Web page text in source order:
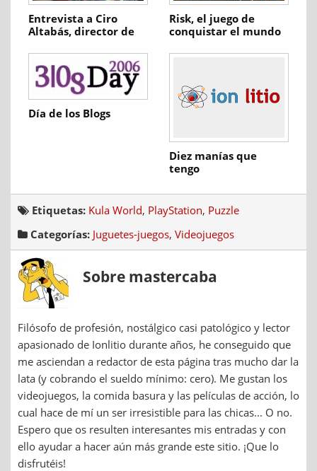
Entrevista a Ciro
Altabás, director de
Risk, el juego de
conquistar el mundo
Día de los Blogs
Diez manías que
tengo
Etiquetas: Kula World, PlayStation, Puzzle
Categorías: Juguetes-juegos, Videojuegos
Sobre mastercaba
Filósofo de profesión, nostálgico casi patológico y lector
apasionado de Ionlitio durante años, he conseguido que
me asciendan a redactor de esta página tras mucho dar la
lata (y cobrando el sueldo mínimo: cero). Me gustan los
videojuegos, la comida basura y las películas de acción, lo
cual hace de mí un ser irresistible para las chicas... O no.
Espero que os resulten interesantes mis entradas y con
ello ayudar a hacer aún más grande este sitio. ¡Que lo
disfrutéis!